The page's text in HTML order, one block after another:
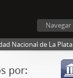
Navegar
Nacional de La Plata
por: